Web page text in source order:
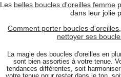
Les belles boucles d'oreilles femme
dans leur jolie
Comment porter boucles d'oreilles
nettoyer ses
La magie des boucles d'oreilles en
sont bien assorties à votre tenue.
tendances différentes, soit